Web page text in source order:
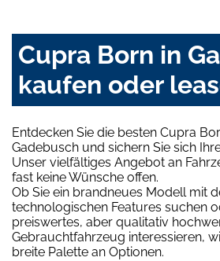
Cupra Born in
kaufen oder
Entdecken Sie die besten Cupra
Gadebusch und sichern Sie sich
Unser vielfältiges Angebot an
fast keine Wünsche offen.
Ob Sie ein brandneues Modell mit
technologischen Features suchen
preiswertes, aber qualitativ
Gebrauchtfahrzeug interessieren,
breite Palette an Optionen.